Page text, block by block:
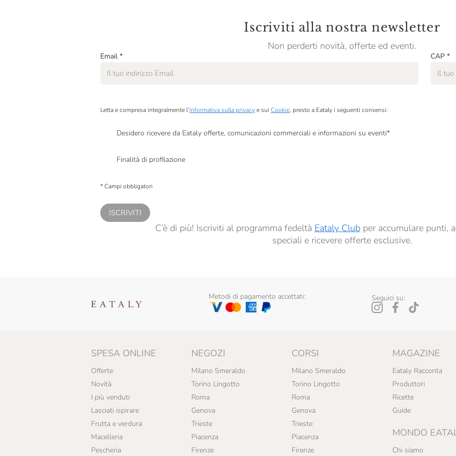
Iscriviti alla nostra newsletter
Non perderti novità, offerte ed eventi.
Email * CAP *
Letta e compresa integralmente l’Informativa sulla privacye sui Cookie, presto a Eataly i seguenti consensi:
Desidero ricevere da Eataly offerte, comunicazioni commerciali e informazioni su eventi*
Finalità di profilazione
* Campi obbligatori
ISCRIVITI
C’è di più! Iscriviti al programma fedeltà Eataly Clubper accumulare punti,
speciali e ricevere offerte esclusive.
Metodi di pagamento accettati: Seguici su:
SPESA ONLINE
Offerte
Novità
I più venduti
Lasciati ispirare
Frutta e verdura
Macelleria
Pescheria
NEGOZI
Milano Smeraldo
Torino Lingotto
Roma
Genova
Trieste
Piacenza
Firenze
CORSI
Milano Smeraldo
Torino Lingotto
Roma
Genova
Trieste
Piacenza
Firenze
MAGAZINE
Eataly Racconta
Produttori
Ricette
Guide
MONDO
Chi siamo